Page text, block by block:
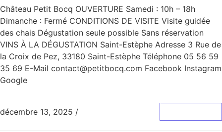
Château Petit Bocq OUVERTURE Samedi : 10h – 18h
Dimanche : Fermé CONDITIONS DE VISITE Visite guidée
des chais Dégustation seule possible Sans réservation
VINS À LA DÉGUSTATION Saint-Estèphe Adresse 3 Rue de
la Croix de Pez, 33180 Saint-Estèphe Téléphone 05 56 59
35 69 E-Mail contact@petitbocq.com Facebook Instagram
Google
décembre 13, 2025 /